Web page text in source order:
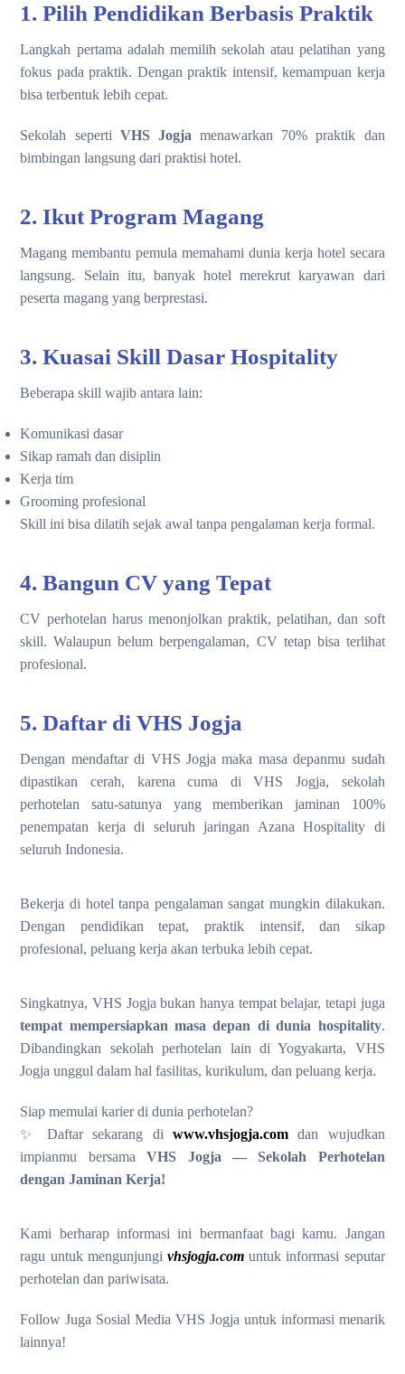
1. Pilih Pendidikan Berbasis Praktik
Langkah pertama adalah memilih sekolah atau pelatihan yang
fokus pada praktik. Dengan praktik intensif, kemampuan kerja
bisa terbentuk lebih cepat.
Sekolah seperti VHS Jogja menawarkan 70% praktik dan
bimbingan langsung dari praktisi hotel.
2. Ikut Program Magang
Magang membantu pemula memahami dunia kerja hotel secara
langsung. Selain itu, banyak hotel merekrut karyawan dari
peserta magang yang berprestasi.
3. Kuasai Skill Dasar Hospitality
Beberapa skill wajib antara lain:
Komunikasi dasar
Sikap ramah dan disiplin
Kerja tim
Grooming profesional
Skill ini bisa dilatih sejak awal tanpa pengalaman kerja formal.
4. Bangun CV yang Tepat
CV perhotelan harus menonjolkan praktik, pelatihan, dan soft
skill. Walaupun belum berpengalaman, CV tetap bisa terlihat
profesional.
5. Daftar di VHS Jogja
Dengan mendaftar di VHS Jogja maka masa depanmu sudah
dipastikan cerah, karena cuma di VHS Jogja, sekolah
perhotelan satu-satunya yang memberikan jaminan 100%
penempatan kerja di seluruh jaringan Azana Hospitality di
seluruh Indonesia.
Bekerja di hotel tanpa pengalaman sangat mungkin dilakukan.
Dengan pendidikan tepat, praktik intensif, dan sikap
profesional, peluang kerja akan terbuka lebih cepat.
Singkatnya, VHS Jogja bukan hanya tempat belajar, tetapi juga
tempat mempersiapkan masa depan di dunia hospitality.
Dibandingkan sekolah perhotelan lain di Yogyakarta, VHS
Jogja unggul dalam hal fasilitas, kurikulum, dan peluang kerja.
Siap memulai karier di dunia perhotelan?
✨ Daftar sekarang di www.vhsjogja.comdan wujudkan
impianmu bersamaVHS Jogja — Sekolah Perhotelan
dengan Jaminan Kerja!
Kami berharap informasi ini bermanfaat bagi kamu. Jangan
ragu untuk mengunjungi vhsjogja.com untuk informasi seputar
perhotelan dan pariwisata.
Follow Juga Sosial Media VHS Jogja untuk informasi menarik
lainnya!